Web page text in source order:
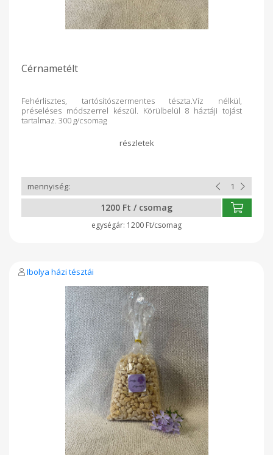
Cérnametélt
Fehérlisztes, tartósítószermentes tészta.Víz nélkül,
préseléses módszerrel készül. Körülbelül 8 háztáji tojást
tartalmaz. 300 g/csomag
1200 Ft / csomag
1200 Ft/csomag
Ibolya házi tésztái